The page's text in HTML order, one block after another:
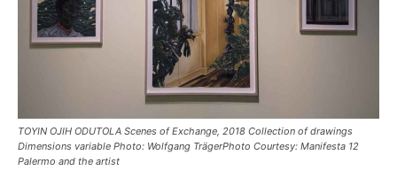
TOYIN OJIH ODUTOLA Scenes of Exchange, 2018 Collection of drawings
Dimensions variable Photo: Wolfgang TrägerPhoto Courtesy: Manifesta 12
Palermo and the artist